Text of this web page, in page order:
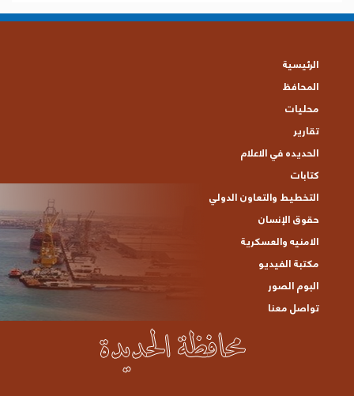
الرئيسية
المحافظ
محليات
تقارير
الحديده في الاعلام
كتابات
التخطيط والتعاون الدولي
حقوق الإنسان
الامنيه والعسكرية
مكتبة الفيديو
البوم الصور
تواصل معنا